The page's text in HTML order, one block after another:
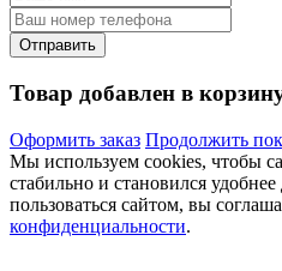
Товар добавлен в
Оформить заказ Продолжить
Мы используем cookies, чтобы
стабильно и становился
пользоваться сайтом, вы
конфиденциальности.